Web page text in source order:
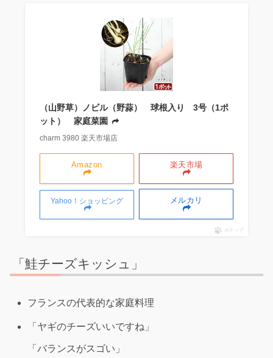
（山野草）ノビル（野蒜） 球根入り 3号（1ポ
ット） 家庭菜園
charm 3980 楽天市場店
Amazon 楽天市場
Yahoo！ショッピング メルカリ
ポチップ
「鮭チーズキッシュ」
フランスの代表的な家庭料理
「ヤギのチーズいいですね」
「バランスがスゴい」